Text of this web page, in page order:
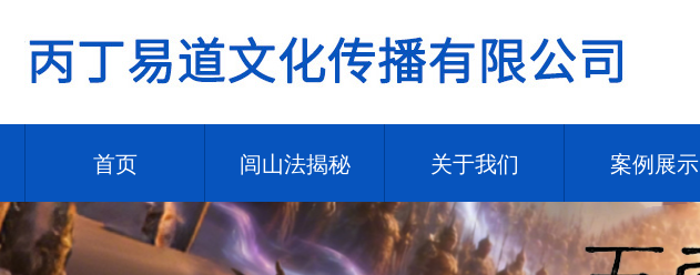
首页 闾山法揭秘 关于我们 案例展示